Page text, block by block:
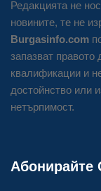
Редакцията не
новините, те не
Burgasinfo.com
запазват
квалификации и
достойнство или
нетърпимост.
Абонирайте